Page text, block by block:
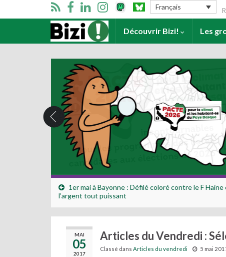
Français
Accueil Découvrir Bizi! Les
1er mai à Bayonne : Défilé coloré contre le F Haine
l’argent tout puissant
MAI
05
2017
Articles du Vendredi :
Classé dans Articles du vendredi 5 mai